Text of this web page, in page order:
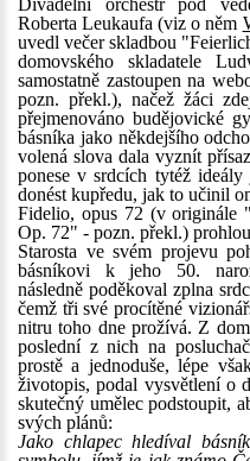
Divadelní orchestr pod
Roberta Leukaufa (viz o něm
uvedl večer skladbou
domovského skladatele
samostatně zastoupen na
pozn. překl.), načež žáci
přejmenováno budějovické
básníka jako někdejšího
volená slova dala vyznít
ponese v srdcích tytéž
donést kupředu, jak to učinil
Fidelio, opus 72 (v originále
Op. 72" - pozn. překl.)
Starosta ve svém projevu
básníkovi k jeho 50.
následně poděkoval zplna
čemž tři své procítěné
nitru toho dne prožívá. Z
poslední z nich na
prostě a jednoduše, lépe
životopis, podal vysvětlení o
skutečný umělec podstoupit,
svých plánů:
Jako chlapec hledíval